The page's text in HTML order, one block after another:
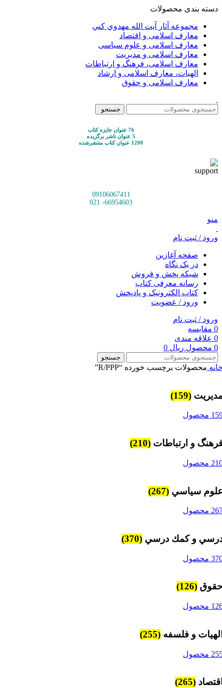
دسته بندی محصولات
مجموعه آثار آيت الله مهدوي كني
معارف اسلامی و اقتصاد
معارف اسلامی و علوم سیاسی
معارف اسلامی و مدیریت
معارف اسلامی، فرهنگ و ارتباطات
الهیات، معارف اسلامی و ارشاد
معارف اسلامی و حقوق
جستجو
76 عنوان جایزه کتاب
5 عنوان ناشر برگزیده
1200 عنوان کتاب منتشرشده
09106067411
66954603- 021
منو
ورود / ثبت نام
صفحه آغازین
در یک نگاه
شبکه پخش و فروش
رسانه معرفی کتاب
کتاب الکترونیک و پادپخش
ورود / عضویت
ورود / ثبت نام
0 مقایسه
0 علاقه مندی
0 محصول ریال
جستجو
محصولات برچسب خورده “R/PPP”
(159)
محصول
و ارتباطات (210)
محصول
سياسي (267)
محصول
و كمك درسي (370)
محصول
(126)
محصول
و فلسفه (255)
محصول
(265)